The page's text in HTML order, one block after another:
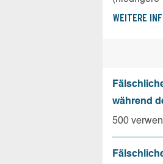
WEITERE
während
500